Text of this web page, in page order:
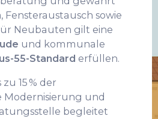
sowie
Neubauten gilt eine
und kommunale
55-Standard erfüllen.
15 % der
Modernisierung und
begleitet